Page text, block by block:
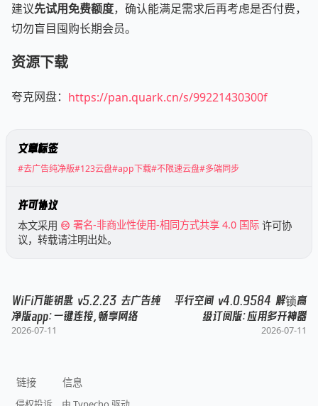
建议先试用免费额度，确认能满足需求后再考虑是否付费，
切勿盲目囤购长期会员。
资源下载
夸克网盘： https://pan.quark.cn/s/99221430300f
文章标签
#去广告纯净版#123云盘#app下载#不限速云盘#多端同步
许可协议
本文采用 署名-非商业性使用-相同方式共享 4.0 国际 许可协
议，转载请注明出处。
WiFi万能钥匙 v5.2.23 去广告纯
净版app：一键连接，畅享网络
2026-07-11
平行空间 v4.0.9584 解锁高
级订阅版：应用多开神器
2026-07-11
链接 信息